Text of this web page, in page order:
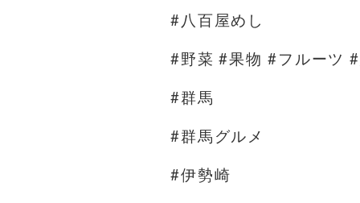
#八百屋めし
#野菜 #果物 #フルーツ
#群馬
#群馬グルメ
#伊勢崎